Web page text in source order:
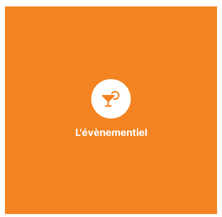
L'évènementiel
BASE apporte des solutions innovantes et
originales dans l’organisation des manifestations,
festivals, conventions, colloques et assemblées